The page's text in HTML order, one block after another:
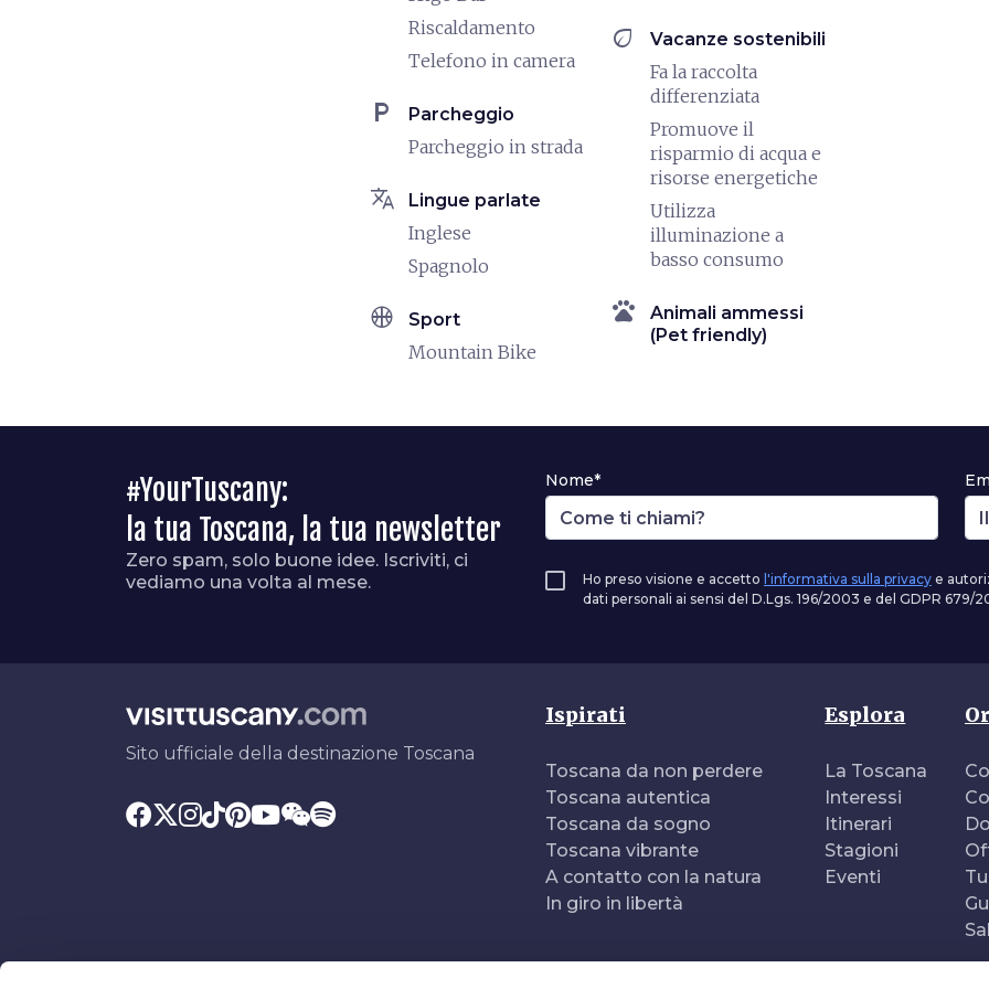
Riscaldamento
Telefono in camera
local_parking Parcheggio
Parcheggio in strada
translate Lingue parlate
Inglese
Spagnolo
sports_basketball Sport
Mountain Bike
eco Vacanze sostenibili
Fa la raccolta
differenziata
Promuove il
risparmio di acqua e
risorse energetiche
Utilizza
illuminazione a
basso consumo
pets
Animali ammessi
(Pet friendly)
#YourTuscany:
la tua Toscana, la tua newsletter
Zero spam, solo buone idee. Iscriviti, ci
vediamo una volta al mese.
Nome*
Ho preso visione e accetto l'informativa sulla privacy e
dati personali ai sensi del D.Lgs. 196/2003 e del GDPR 679/
Sito ufficiale della destinazione Toscana
Ispirati
Toscana da non perdere
Toscana autentica
Toscana da sogno
Toscana vibrante
A contatto con la natura
In giro in libertà
Esplora
La Toscana
Interessi
Itinerari
Stagioni
Eventi